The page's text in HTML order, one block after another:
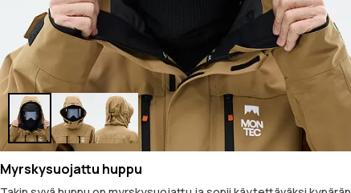
Myrskysuojattu huppu